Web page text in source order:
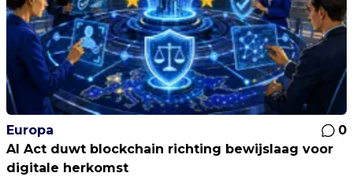
Europa
0
AI Act duwt blockchain richting bewijslaag voor
digitale herkomst